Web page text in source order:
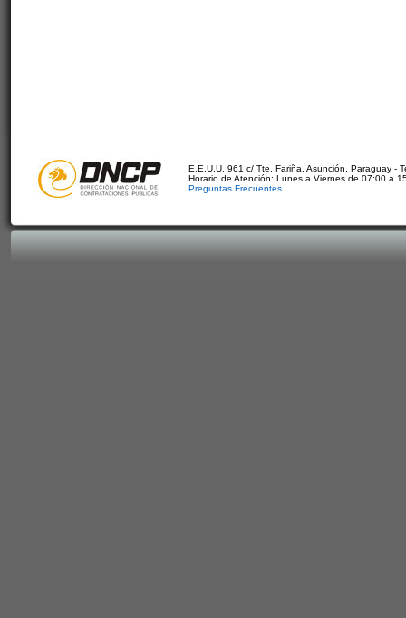
E.E.U.U. 961 c/ Tte. Fariña. Asunción, Paraguay -
Horario de Atención: Lunes a Viernes de 07:00 a
Preguntas Frecuentes